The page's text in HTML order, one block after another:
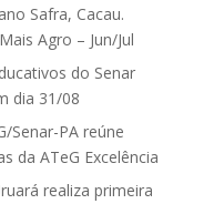
Safra, Cacau.
Agro – Jun/Jul
do Senar
dia 31/08
Senar-PA reúne
da ATeG Excelência
realiza primeira